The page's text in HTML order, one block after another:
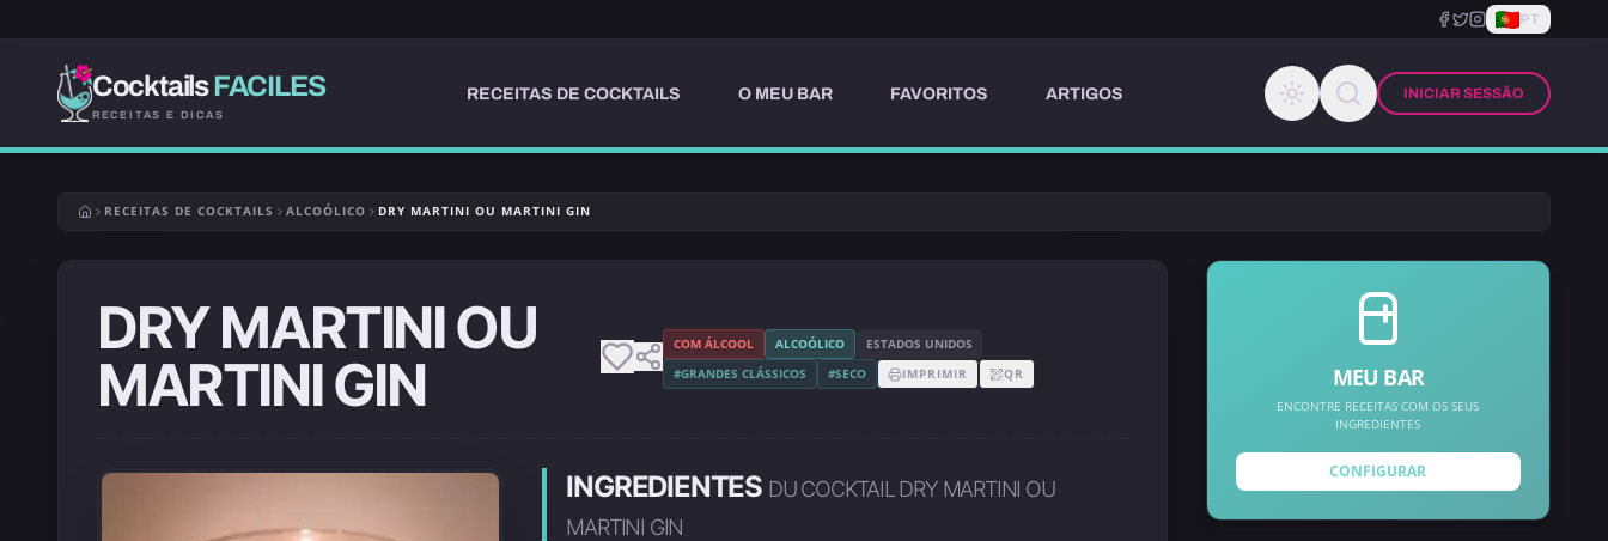
PT
CocktailsFACILES
RECEITAS E DICAS
RECEITAS DE COCKTAILS O MEU BAR FAVORITOS ARTIGOS INICIAR SESSÃO
RECEITAS DE COCKTAILS ALCOÓLICO DRY MARTINI OU MARTINI GIN
DRY MARTINI OU
MARTINI GIN
COM ÁLCOOL ALCOÓLICO
ESTADOS UNIDOS
#GRANDES CLÁSSICOS
#SECO IMPRIMIR QR
INGREDIENTES DU COCKTAIL DRY MARTINI OU
MARTINI GIN
MEU BAR
ENCONTRE RECEITAS COM OS SEUS
INGREDIENTES
CONFIGURAR